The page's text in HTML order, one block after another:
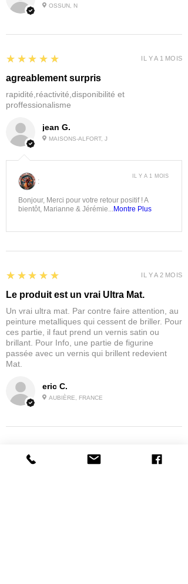
OSSUN, N
jean G.
MAISONS-ALFORT, J
5
★★★★★
agreablement surpris
rapidité,réactivité,disponibilité et
proffessionalisme
IL Y A 1 MOIS
:
Bonjour, Merci pour votre retour positif ! A
bientôt, Marianne & Jérémie...Montre Plus
IL Y A 1 MOIS
eric C.
AUBIÈRE, FRANCE
5
★★★★★
Le produit est un vrai Ultra Mat.
Un vrai ultra mat. Par contre faire attention, au
peinture metalliques qui cessent de briller. Pour
ces partie, il faut prend un vernis satin ou
brillant. Pour Info, une partie de figurine
passée avec un vernis qui brillent redevient
Mat.
IL Y A 2 MOIS
★★★★★